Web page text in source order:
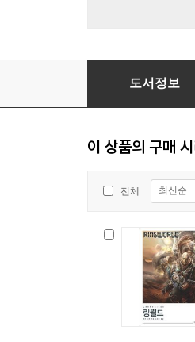
링월드 4 : 링월드
도서정보
이 상품의 구매
전체 최신순